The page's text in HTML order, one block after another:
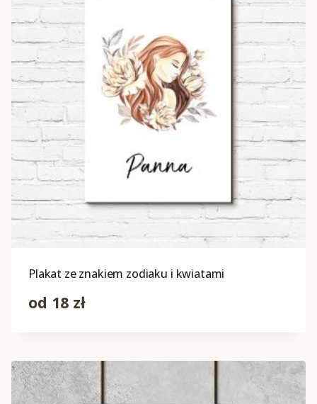
Plakat ze znakiem zodiaku i kwiatami
od 18 zł